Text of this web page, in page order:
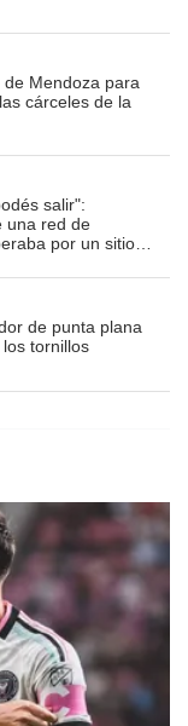
de Mendoza para
cárceles de la
salir":
una red de
por un sitio
de punta plana
tornillos